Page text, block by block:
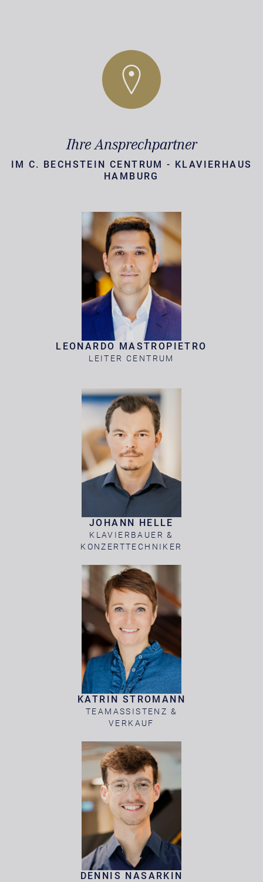
Ihre Ansprechpartner
IM C. BECHSTEIN CENTRUM - KLAVIERHAUS
HAMBURG
LEONARDO MASTROPIETRO
LEITER CENTRUM
JOHANN HELLE
KLAVIERBAUER &
KONZERTTECHNIKER
KATRIN STROMANN
TEAMASSISTENZ &
VERKAUF
DENNIS NASARKIN